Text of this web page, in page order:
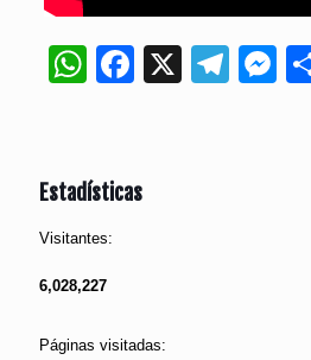
WhatsApp
Facebook
X
Estadísticas
Visitantes:
6,028,227
Páginas visitadas: